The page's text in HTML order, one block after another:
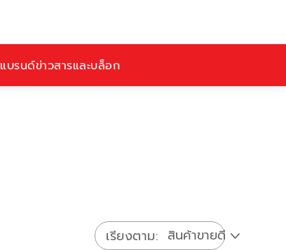
แบรนด์ข่าวสารและบล็อก
เรียงตาม